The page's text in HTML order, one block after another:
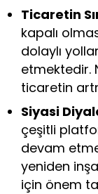
Ticaretin
kapalı
dolaylı
etmektedir.
ticaretin
Siyasi
çeşitli
devam
yeniden
için önem